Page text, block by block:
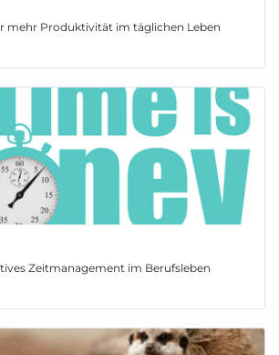
mehr Produktivität im täglichen Leben
Zeitmanagement im Berufsleben